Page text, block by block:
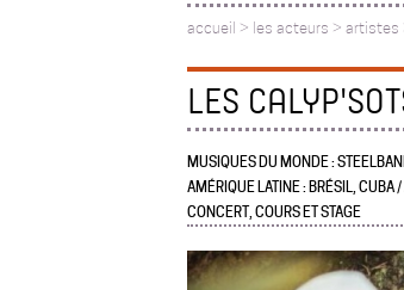
accueil > les acteurs > artistes
LES
MUSIQUES DU MONDE :
AMÉRIQUE LATINE : BRÉSIL, CUBA
CONCERT, COURS ET STAGE